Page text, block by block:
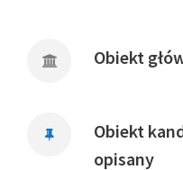
Obiekt
Obiekt
opisany